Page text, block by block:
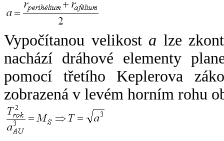
Vypočítanou velikost a lze
nachází dráhové elementy
pomocí třetího Keplerova
zobrazená v levém horním rohu